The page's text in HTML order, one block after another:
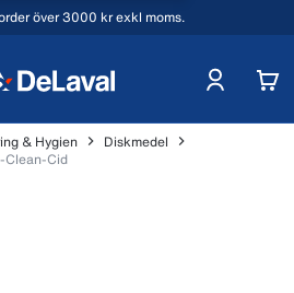
över 3000 kr exkl moms.
& Hygien
Diskmedel
Clean-Cid